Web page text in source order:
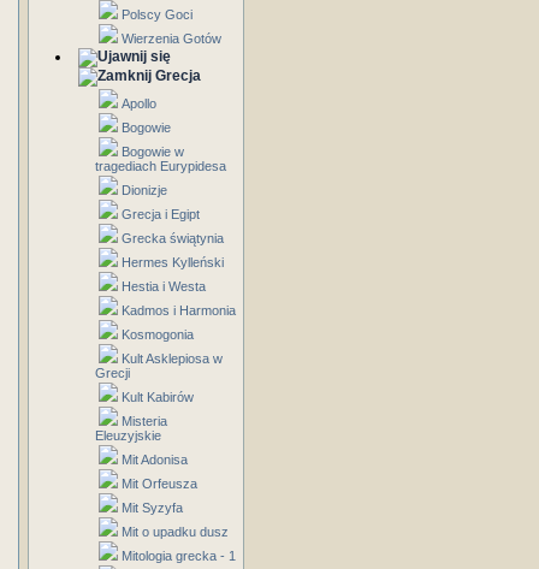
Polscy Goci
Wierzenia Gotów
Grecja
Apollo
Bogowie
Bogowie w
tragediach Eurypidesa
Dionizje
Grecja i Egipt
Grecka świątynia
Hermes Kylleński
Hestia i Westa
Kadmos i Harmonia
Kosmogonia
Kult Asklepiosa w
Grecji
Kult Kabirów
Misteria
Eleuzyjskie
Mit Adonisa
Mit Orfeusza
Mit Syzyfa
Mit o upadku dusz
Mitologia grecka - 1